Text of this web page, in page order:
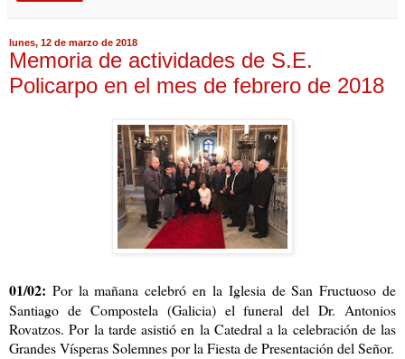
lunes, 12 de marzo de 2018
Memoria de actividades de S.E.
Policarpo en el mes de febrero de 2018
01/02: Por la mañana celebró en la Iglesia de San Fructuoso de
Santiago de Compostela (Galicia) el funeral del Dr. Antonios
Rovatzos. Por la tarde asistió en la Catedral a la celebración de las
Grandes Vísperas Solemnes por la Fiesta de Presentación del Señor.